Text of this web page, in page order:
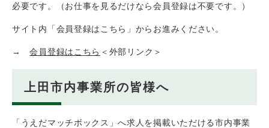
必要です。（お仕事を見るだけなら会員登録は不要です。）
サイト内「会員登録はこちら」からお進みください。
→会員登録はこちら ＜外部リンク＞
上田市内事業所の皆様へ
「うえだマッチボックス」へ求人を掲載いただける市内事業